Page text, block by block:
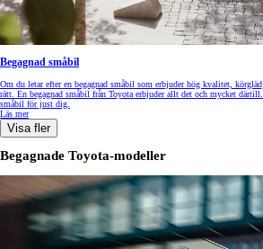
Begagnad småbil
Om du letar efter en begagnad småbil som erbjuder hög kvalitet,
rätt. En begagnad småbil från Toyota erbjuder allt det och mycket
småbil för just dig.
Läs mer
Visa fler
Begagnade Toyota-modeller